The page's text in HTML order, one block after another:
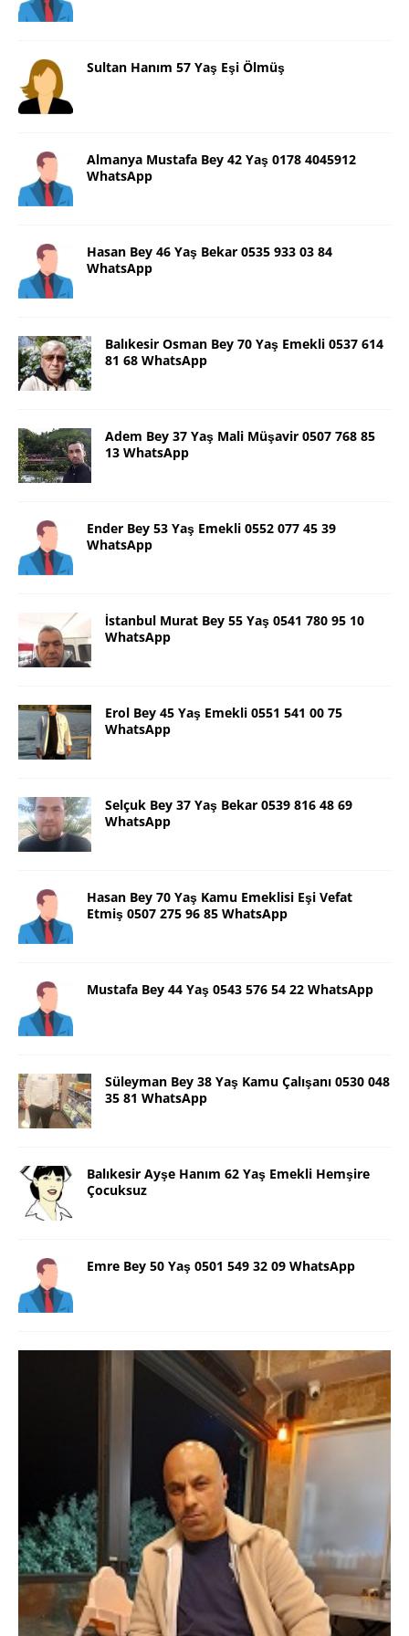
Sultan Hanım 57 Yaş Eşi Ölmüş
Almanya Mustafa Bey 42 Yaş 0178 4045912
WhatsApp
Hasan Bey 46 Yaş Bekar 0535 933 03 84
WhatsApp
Balıkesir Osman Bey 70 Yaş Emekli 0537 614
81 68 WhatsApp
Adem Bey 37 Yaş Mali Müşavir 0507 768 85
13 WhatsApp
Ender Bey 53 Yaş Emekli 0552 077 45 39
WhatsApp
İstanbul Murat Bey 55 Yaş 0541 780 95 10
WhatsApp
Erol Bey 45 Yaş Emekli 0551 541 00 75
WhatsApp
Selçuk Bey 37 Yaş Bekar 0539 816 48 69
WhatsApp
Hasan Bey 70 Yaş Kamu Emeklisi Eşi Vefat
Etmiş 0507 275 96 85 WhatsApp
Mustafa Bey 44 Yaş 0543 576 54 22 WhatsApp
Süleyman Bey 38 Yaş Kamu Çalışanı 0530 048
35 81 WhatsApp
Balıkesir Ayşe Hanım 62 Yaş Emekli Hemşire
Çocuksuz
Emre Bey 50 Yaş 0501 549 32 09 WhatsApp
Danimarka Mustafa Bey 45 Yaş +45
42 48 17 28 WhatsApp
Lütfen Danimarka dışı aramasın. Selam ben
Danimarka’dan Mustafa 45 yaşında, 1.88 boyunda,
98 kiloda, Kumral, ayrılmış bir beyim. Alkol yok.
Sigara var. Maddi sıkıntım yok. [İLAN DETAYLARI>]